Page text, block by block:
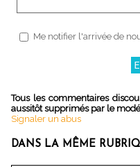
Me notifier l'arrivée de
Tous les commentaires
aussitôt supprimés par le
Signaler un abus
DANS LA MÊME